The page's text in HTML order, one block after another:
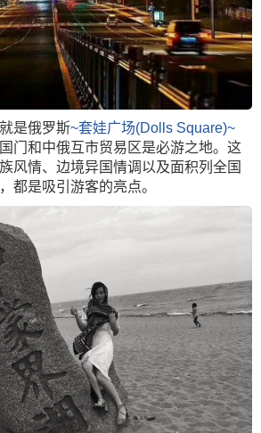
是俄罗斯~套娃广场(Dolls Square)~
门和中俄互市贸易区是必游之地。这
风情、边境异国情调以及面积列全国
都是吸引游客的亮点。